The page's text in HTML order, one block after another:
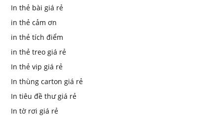
In thẻ bài giá rẻ
in thẻ cảm ơn
in thẻ tích điểm
in thẻ treo giá rẻ
In thẻ vip giá rẻ
In thùng carton giá rẻ
In tiêu đề thư giá rẻ
In tờ rơi giá rẻ